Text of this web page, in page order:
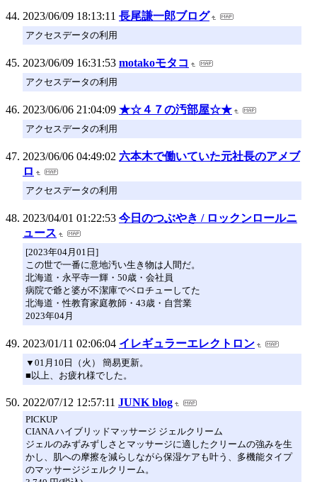
2023/06/09 18:13:11 長尾謙一郎ブログ
アクセスデータの利用
2023/06/09 16:31:53 motakoモタコ
アクセスデータの利用
2023/06/06 21:04:09 ★☆４７の汚部屋☆★
アクセスデータの利用
2023/06/06 04:49:02 六本木で働いていた元社長のアメブ
ロ
アクセスデータの利用
2023/04/01 01:22:53 今日のつぶやき / ロックンロールニ
ュース
[2023年04月01日]
この世で一番に意地汚い生き物は人間だ。
北海道・永平寺一輝・50歳・会社員
病院で爺と婆が不潔庫でベロチューしてた
北海道・性教育家庭教師・43歳・自営業
2023年04月
2023/01/11 02:06:04 イレギュラーエレクトロン
▼01月10日（火） 簡易更新。
■以上、お疲れ様でした。
2022/07/12 12:57:11 JUNK blog
PICKUP
CIANA ハイブリッドマッサージ ジェルクリーム
ジェルのみずみずしさとマッサージに適したクリームの強みを生
かし、肌への摩擦を減らしながら保湿ケアも叶う、多機能タイプ
のマッサージジェルクリーム。